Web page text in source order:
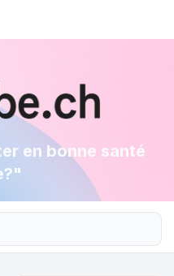
en bonne santé